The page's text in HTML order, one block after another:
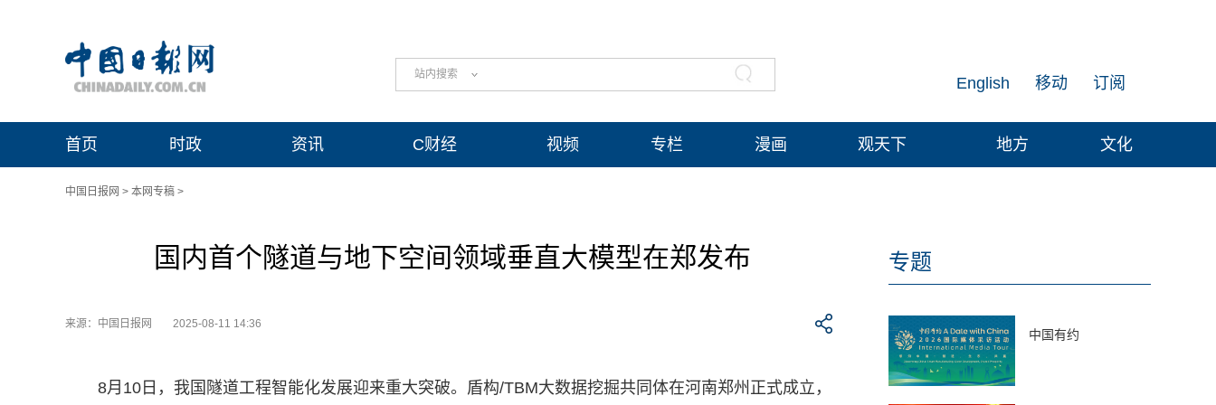
站内搜索 订阅
移动
English
首页 时政 资讯 C财经 视频 专栏 漫画 观天下 地方 文化
中国日报网 > 本网专稿 >
国内首个隧道与地下空间领域垂直大模型在郑发布
来源：中国日报网 2025-08-11 14:36
8月10日，我国隧道工程智能化发展迎来重大突破。盾构/TBM大数据挖掘共同体在河南郑州正式成立，
专题
中国有约